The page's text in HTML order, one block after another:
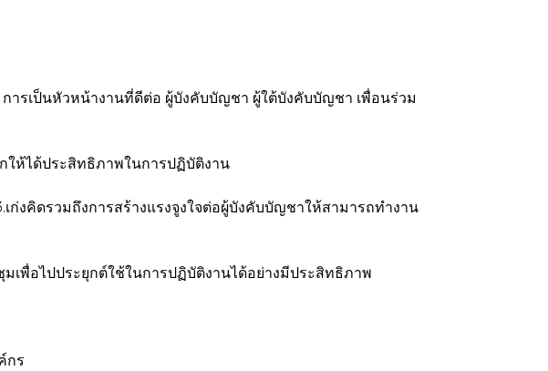
รเป็นหัวหน้างานที่ดีต่อ ผู้บังคับบัญชา ผู้ใต้บังคับบัญชา เพื่อนร่วม
ห้ได้ประสิทธิภาพในการปฏิบัติงาน
ก่งคิดรวมถึงการสร้างแรงจูงใจต่อผู้บังคับบัญชาให้สามารถทำงาน
พื่อไปประยุกต์ใช้ในการปฏิบัติงานได้อย่างมีประสิทธิภาพ
กร